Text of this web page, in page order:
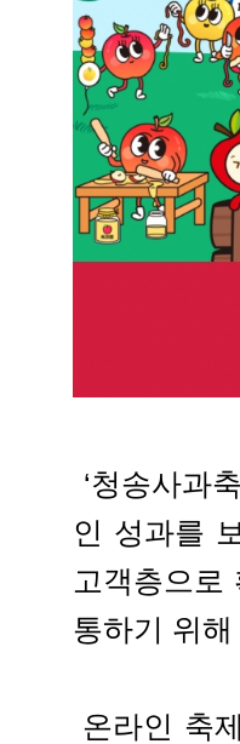
‘청송사과
인 성과를
고객층으로
통하기 위
온라인 축